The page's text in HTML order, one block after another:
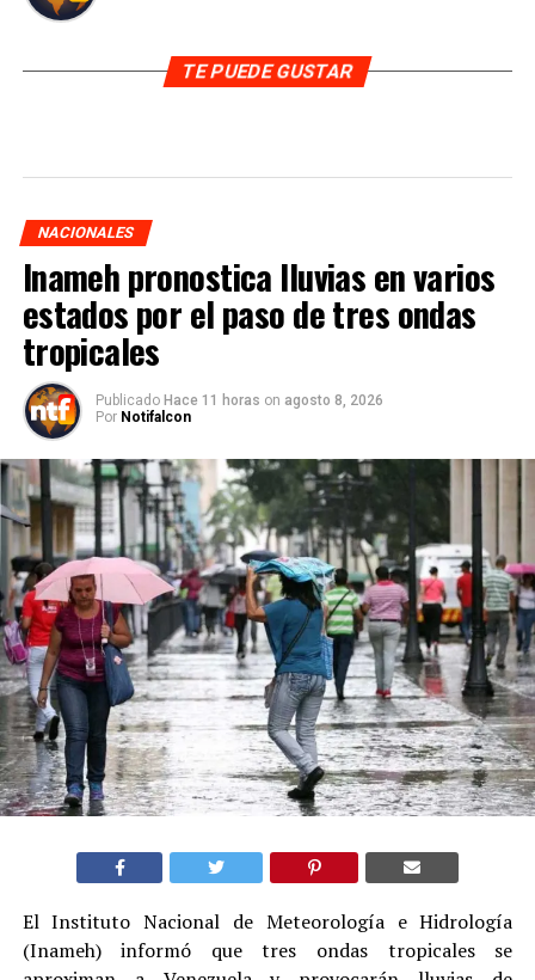
TE PUEDE GUSTAR
NACIONALES
Inameh pronostica lluvias en varios
estados por el paso de tres ondas
tropicales
Publicado Hace 11 horas on agosto 8, 2026
Por Notifalcon
El Instituto Nacional de Meteorología e Hidrología
(Inameh) informó que tres ondas tropicales se